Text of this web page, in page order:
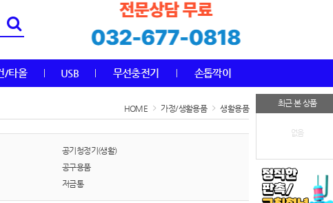
/타올 USB 무선충전기 손톱깍이
최근 본 상품
없음
HOME 가정/생활용품 생활용품
공기청정기(생활)
공구용품
저금통